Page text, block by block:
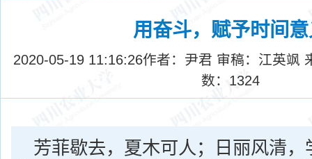
用奋斗，赋予时间
2020-05-19 11:16:26作者：尹君 审稿：江英飒
数： 1324
芳菲歇去，夏木可人；日丽风清